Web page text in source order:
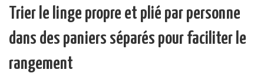
Trier le linge propre et plié par personne
dans des paniers séparés pour faciliter le
rangement